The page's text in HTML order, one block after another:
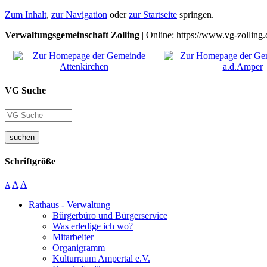
Zum Inhalt, zur Navigation oderzur Startseite springen.
Verwaltungsgemeinschaft Zolling | Online: https://www.vg-
VG Suche
suchen
Schriftgröße
A A A
Rathaus - Verwaltung
Bürgerbüro und Bürgerservice
Was erledige ich wo?
Mitarbeiter
Organigramm
Kulturraum Ampertal e.V.